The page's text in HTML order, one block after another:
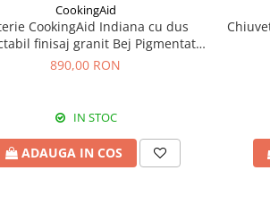
CookingAid
CookingAid Indiana cu dus
finisaj granit Bej Pigmentat /
Avena
890,00 RON
IN STOC
ADAUGA IN COS